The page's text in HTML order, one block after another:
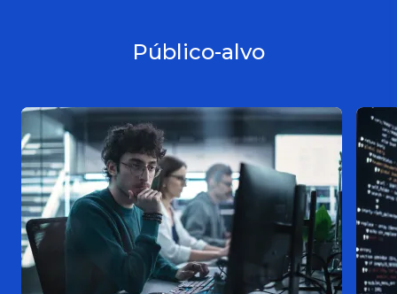
Público-alvo